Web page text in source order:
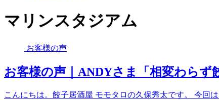
マリンスタジアム
お客様の声
お客様の声｜ANDYさま「相変わらず
こんにちは。餃子居酒屋 モモタロの久保秀太です。 今回